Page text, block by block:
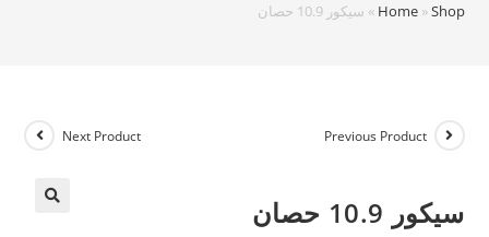
Home»Shop
» سيكور 10.9 حصان
Previous Product
Next Product
سيكور 10.9 حصان